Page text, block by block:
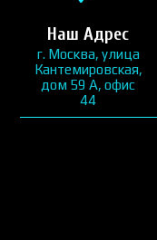
Наш Адрес
г. Москва, улица
Кантемировская,
дом 59 А, офис
44